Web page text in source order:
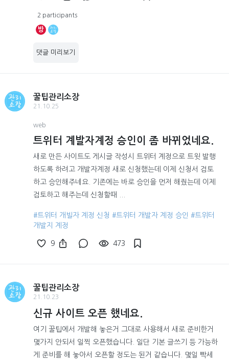
2 participants
방
댓글 미리보기
꿀팁관리소장
21.10.25
web
트위터 계발자계정 승인이 좀 바뀌었네요.
새로 만든 사이트도 게시글 작성시 트위터 계정으로 트윗 발행
하도록 하려고 개발자계정 새로 신청했는데 이제 신청서 검토
하고 승인해주네요. 기존에는 바로 승인을 먼저 해줬는데 이제
검토하고 해주는데 신청할때 ...
#트위터 개빌자 계정 신청 #트위터 개발자 계정 승인
#트위터
개발지 계정
9 473
꿀팁관리소장
21.10.23
신규 사이트 오픈 했네요.
여기 꿀팁에서 개발해 놓은거 그대로 사용해서 새로 준비한거
몇가지 안되서 일찍 오픈했습니다. 일단 기본 글쓰기 등 가능하
게 준비를 해 놓아서 오픈할 정도는 된거 같습니다. 몇일 빡세